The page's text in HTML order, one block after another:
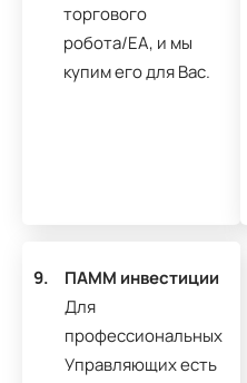
торгового
робота/EA, и мы
купим его для Вас.
9.
ПАММ инвестиции
Для
профессиональных
Управляющих есть